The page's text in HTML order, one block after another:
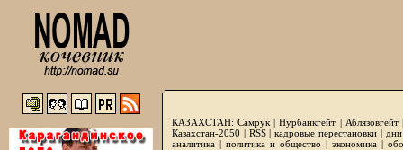
КАЗАХСТАН: Самрук |Нурбанкгейт | Аблязовгейт
Казахстан-2050 | RSS|кадровые перестановки|
аналитика | политика и общество | экономика |